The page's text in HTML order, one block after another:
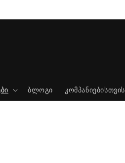
ბლოგი კომპანიებისთვის